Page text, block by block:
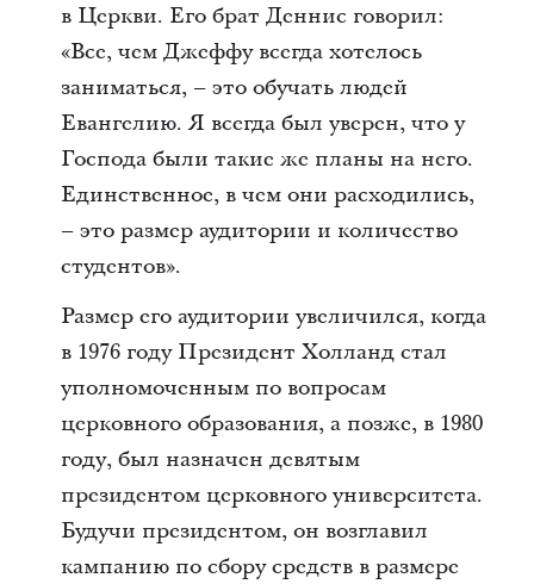
в Церкви. Его брат Деннис говорил:
«Все, чем Джеффу всегда хотелось
заниматься, – это обучать людей
Евангелию. Я всегда был уверен, что у
Господа были такие же планы на него.
Единственное, в чем они расходились,
– это размер аудитории и количество
студентов».
Размер его аудитории увеличился, когда
в 1976 году Президент Холланд стал
уполномоченным по вопросам
церковного образования, а позже, в 1980
году, был назначен девятым
президентом церковного университета.
Будучи президентом, он возглавил
кампанию по сбору средств в размере